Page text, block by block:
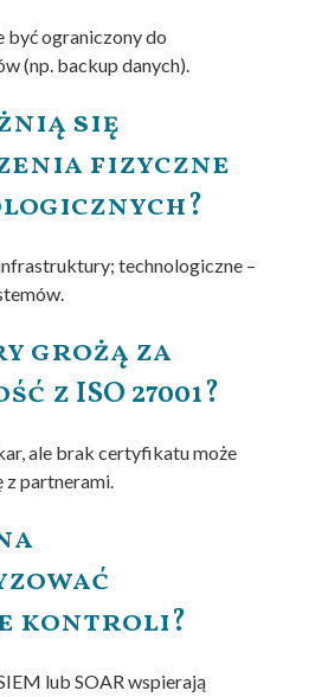
być ograniczony do
(np. backup danych).
się
fizyczne
technologiczne –
grożą za
z ISO 27001?
ale brak certyfikatu może
z partnerami.
kontroli?
lub SOAR wspierają